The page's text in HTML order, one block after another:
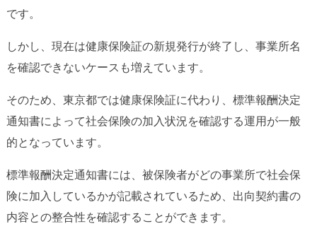
です。
しかし、現在は健康保険証の新規発行が終了し、事業所名
を確認できないケースも増えています。
そのため、東京都では健康保険証に代わり、標準報酬決定
通知書によって社会保険の加入状況を確認する運用が一般
的となっています。
標準報酬決定通知書には、被保険者がどの事業所で社会保
険に加入しているかが記載されているため、出向契約書の
内容との整合性を確認することができます。